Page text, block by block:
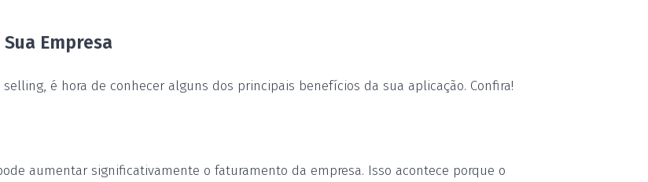
Empresa
é hora de conhecer alguns dos principais benefícios da sua aplicação. Confira!
aumentar significativamente o faturamento da empresa. Isso acontece porque o